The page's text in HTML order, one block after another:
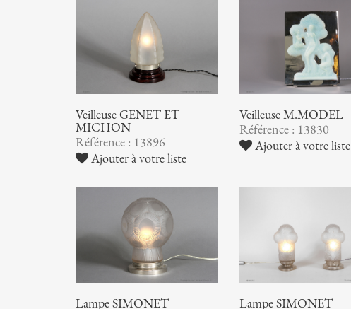
Veilleuse GENET ET
MICHON
Référence : 13896
Ajouter à votre liste
Veilleuse M.MODEL
Référence : 13830
Ajouter à votre liste
Lampe SIMONET
Lampe SIMONET